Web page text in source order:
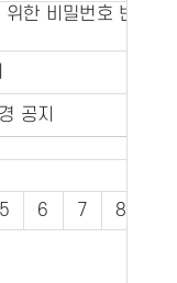
한 비밀번호 변경
공지
5 6 7 8